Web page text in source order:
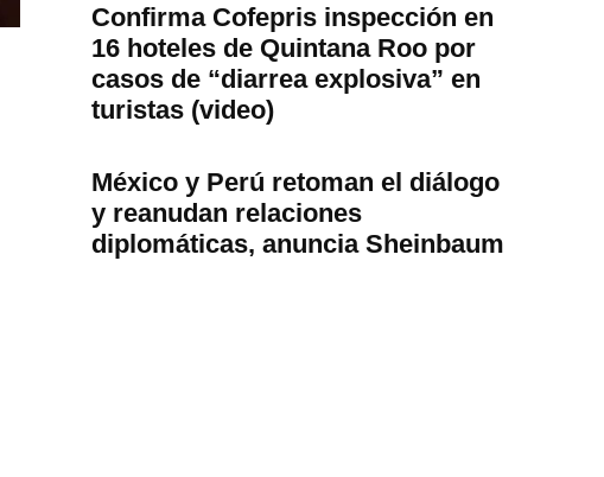
Confirma Cofepris inspección en
16 hoteles de Quintana Roo por
casos de “diarrea explosiva” en
turistas (video)
México y Perú retoman el diálogo
y reanudan relaciones
diplomáticas, anuncia Sheinbaum